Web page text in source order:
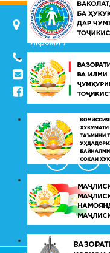
734025, ш.
Икромӣ 7
(+992 37) 2217352
info@vhk.tj
/kudakon